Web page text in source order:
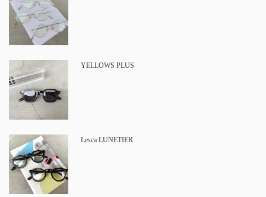
YELLOWS PLUS
Lesca LUNETIER